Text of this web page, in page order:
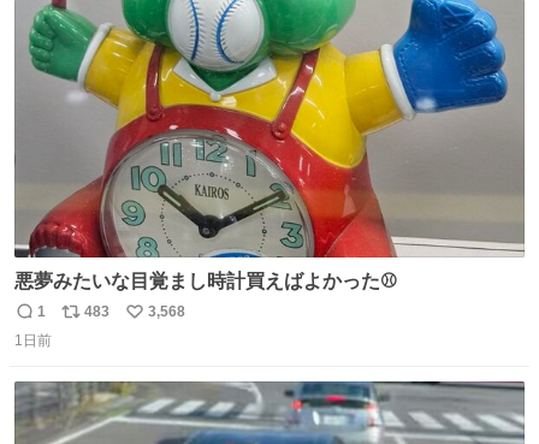
て弟にぐるぐる言いながら甘えん坊してました☺️
ト
数
悪夢みたいな目覚まし時計買えばよかった⚾
返
信
1
リ
ト
数
483
い
数
3,568
1日前